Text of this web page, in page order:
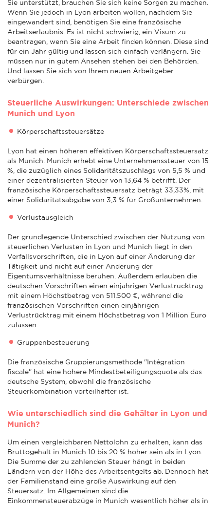
Sie unterstützt, brauchen Sie sich keine Sorgen zu machen.
Wenn Sie jedoch in Lyon arbeiten wollen, nachdem Sie
eingewandert sind, benötigen Sie eine französische
Arbeitserlaubnis. Es ist nicht schwierig, ein Visum zu
beantragen, wenn Sie eine Arbeit finden können. Diese sind
für ein Jahr gültig und lassen sich einfach verlängern. Sie
müssen nur in gutem Ansehen stehen bei den Behörden.
Und lassen Sie sich von Ihrem neuen Arbeitgeber
verbürgen.
Steuerliche Auswirkungen: Unterschiede zwischen
Munich und Lyon
Körperschaftssteuersätze
Lyon hat einen höheren effektiven Körperschaftssteuersatz
als Munich. Munich erhebt eine Unternehmenssteuer von 15
%, die zuzüglich eines Solidaritätszuschlags von 5,5 % und
einer dezentralisierten Steuer von 13,64 % betrifft. Der
französische Körperschaftssteuersatz beträgt 33,33%, mit
einer Solidaritätsabgabe von 3,3 % für Großunternehmen.
Verlustausgleich
Der grundlegende Unterschied zwischen der Nutzung von
steuerlichen Verlusten in Lyon und Munich liegt in den
Verfallsvorschriften, die in Lyon auf einer Änderung der
Tätigkeit und nicht auf einer Änderung der
Eigentumsverhältnisse beruhen. Außerdem erlauben die
deutschen Vorschriften einen einjährigen Verlustrücktrag
mit einem Höchstbetrag von 511.500 €, während die
französischen Vorschriften einen einjährigen
Verlustrücktrag mit einem Höchstbetrag von 1 Million Euro
zulassen.
Gruppenbesteuerung
Die französische Gruppierungsmethode "Intégration
fiscale" hat eine höhere Mindestbeteiligungsquote als das
deutsche System, obwohl die französische
Steuerkombination vorteilhafter ist.
Wie unterschiedlich sind die Gehälter in Lyon und
Munich?
Um einen vergleichbaren Nettolohn zu erhalten, kann das
Bruttogehalt in Munich 10 bis 20 % höher sein als in Lyon.
Die Summe der zu zahlenden Steuer hängt in beiden
Ländern von der Höhe des Arbeitsentgelts ab. Dennoch hat
der Familienstand eine große Auswirkung auf den
Steuersatz. Im Allgemeinen sind die
Einkommensteuerabzüge in Munich wesentlich höher als in